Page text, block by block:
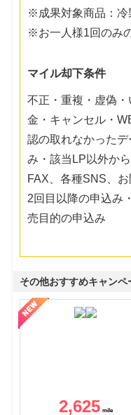
※成果対象商品：冷
※お一人様1回のみ
マイル却下条件
不正・重複・虚偽
金・キャンセル・
認の取れなかった
み・該当LP以外か
FAX、各種SNS、
2回目以降の申込み
売目的の申込み
その他おすすめキャンペ
2,625